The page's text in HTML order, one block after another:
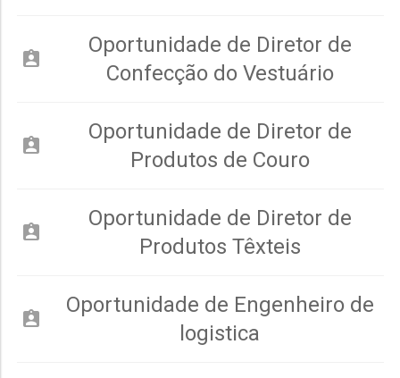
assignment_ind
Oportunidade de Diretor de
Confecção do Vestuário
assignment_ind
Oportunidade de Diretor de
Produtos de Couro
assignment_ind
Oportunidade de Diretor de
Produtos Têxteis
assignment_ind
Oportunidade de Engenheiro de
logistica